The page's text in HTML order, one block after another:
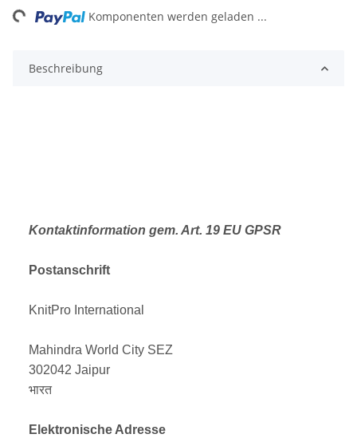
Komponenten werden geladen ...
Beschreibung
Kontaktinformation gem. Art. 19 EU GPSR
Postanschrift
KnitPro International
Mahindra World City SEZ
302042 Jaipur
भारत
Elektronische Adresse